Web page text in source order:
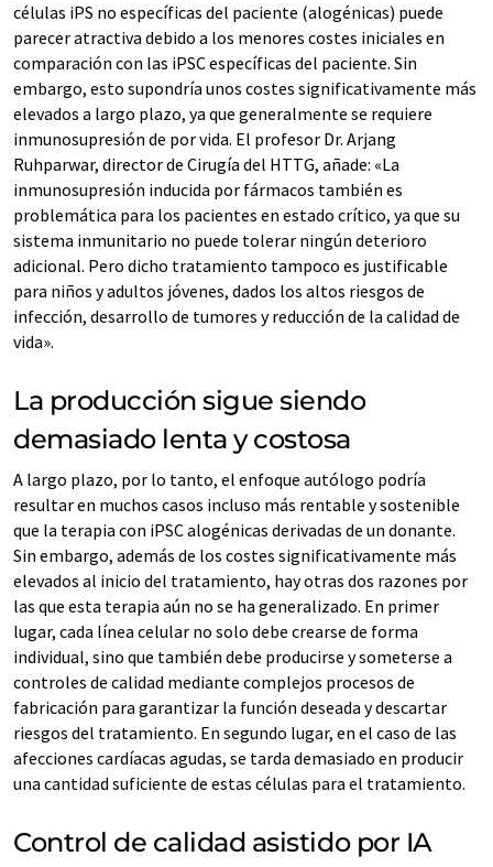
células iPS no específicas del paciente (alogénicas) puede
parecer atractiva debido a los menores costes iniciales en
comparación con las iPSC específicas del paciente. Sin
embargo, esto supondría unos costes significativamente más
elevados a largo plazo, ya que generalmente se requiere
inmunosupresión de por vida. El profesor Dr. Arjang
Ruhparwar, director de Cirugía del HTTG, añade: «La
inmunosupresión inducida por fármacos también es
problemática para los pacientes en estado crítico, ya que su
sistema inmunitario no puede tolerar ningún deterioro
adicional. Pero dicho tratamiento tampoco es justificable
para niños y adultos jóvenes, dados los altos riesgos de
infección, desarrollo de tumores y reducción de la calidad de
vida».
La producción sigue siendo
demasiado lenta y costosa
A largo plazo, por lo tanto, el enfoque autólogo podría
resultar en muchos casos incluso más rentable y sostenible
que la terapia con iPSC alogénicas derivadas de un donante.
Sin embargo, además de los costes significativamente más
elevados al inicio del tratamiento, hay otras dos razones por
las que esta terapia aún no se ha generalizado. En primer
lugar, cada línea celular no solo debe crearse de forma
individual, sino que también debe producirse y someterse a
controles de calidad mediante complejos procesos de
fabricación para garantizar la función deseada y descartar
riesgos del tratamiento. En segundo lugar, en el caso de las
afecciones cardíacas agudas, se tarda demasiado en producir
una cantidad suficiente de estas células para el tratamiento.
Control de calidad asistido por IA